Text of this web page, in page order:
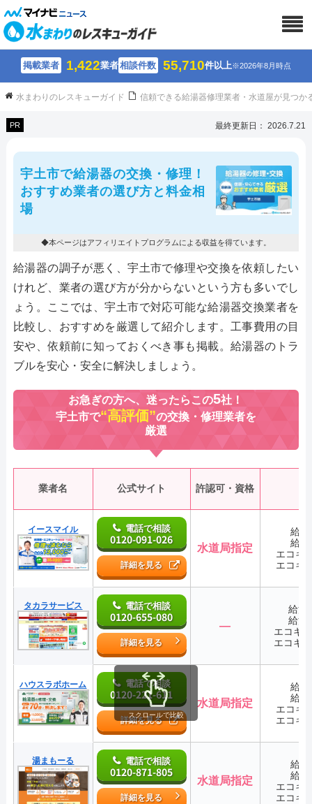
掲載業者 1,422業者相談件数 55,710件以上※2026年8月時点
水まわりのレスキューガイド 信頼できる給湯器修理業者・水道屋が見つか
PR 最終更新日： 2026.7.21
宇土市で給湯器の交換・修理！
おすすめ業者の選び方と料金相
場
◆本ページはアフィリエイトプログラムによる収益を得ています。
給湯器の調子が悪く、宇土市で修理や交換を依頼したい
けれど、業者の選び方が分からないという方も多いでし
ょう。ここでは、宇土市で対応可能な給湯器交換業者を
比較し、おすすめを厳選して紹介します。工事費用の目
安や、依頼前に知っておくべき事も掲載。給湯器のトラ
ブルを安心・安全に解決しましょう。
お急ぎの方へ、迷ったらこの5社！
宇土市で“高評価”の交換・修理業者を
厳選
業者名 公式サイト 許認可・資格
イースマイル 電話で相談
0120-091-026
詳細を見る
水道局指定
給
給
エコキ
エコキ
タカラサービス 電話で相談
0120-655-080
詳細を見る
―
給湯
給湯
エコキ
エコキ
ハウスラボホーム 電話で相談
0120-221-611
詳細を見る
水道局指定
給
給
エコキ
エコキ
湯まもーる 電話で相談
0120-871-805
詳細を見る
水道局指定
給
給
エコキ
エコキ
スクロールで比較